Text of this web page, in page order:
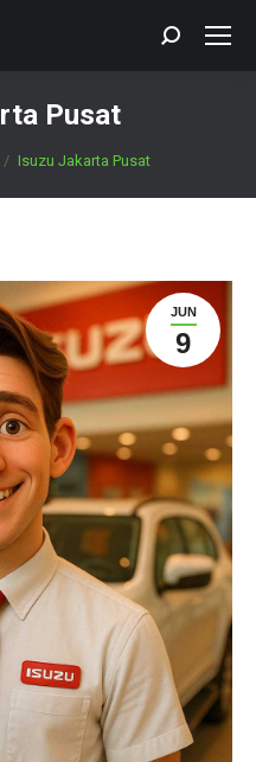
Search:
Pusat
Isuzu Jakarta Pusat
JUN
9